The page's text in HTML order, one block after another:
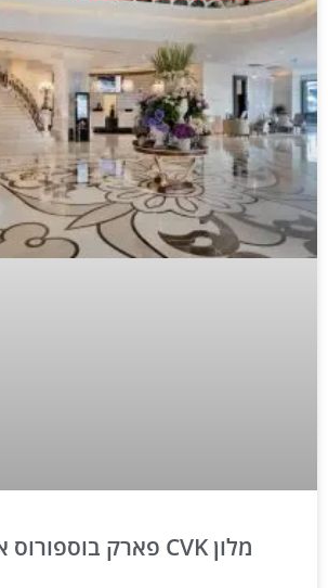
מלון CVK פארק בוספורוס איסטנבול